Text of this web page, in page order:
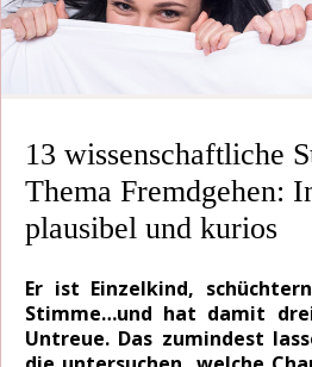
13 wissenschaftliche
Thema Fremdgehen:
plausibel und kurios
Er ist Einzelkind,
Stimme…und hat damit
Untreue. Das zumindest